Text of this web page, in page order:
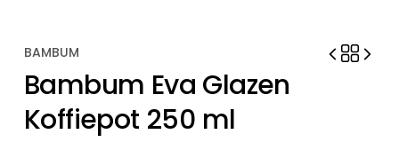
BAMBUM
Bambum Eva Glazen
Koffiepot 250 ml